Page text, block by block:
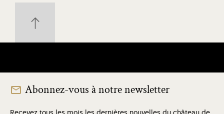
Abonnez-vous à notre newsletter